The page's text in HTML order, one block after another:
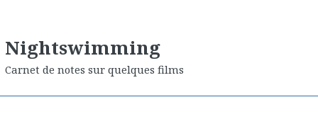
Nightswimming
Carnet de notes sur quelques films